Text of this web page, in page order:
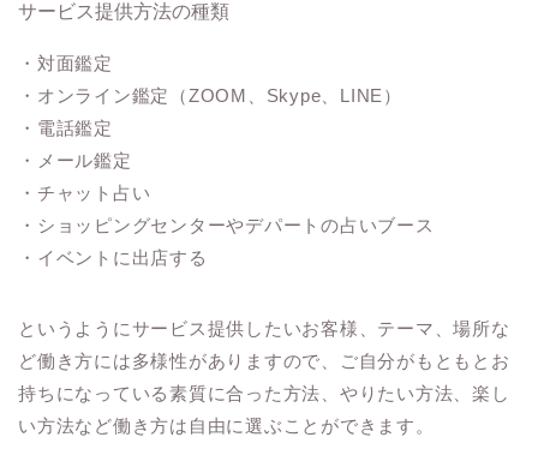
サービス提供方法の種類
・対面鑑定
・オンライン鑑定（ZOOM、Skype、LINE）
・電話鑑定
・メール鑑定
・チャット占い
・ショッピングセンターやデパートの占いブース
・イベントに出店する
というようにサービス提供したいお客様、テーマ、場所な
ど働き方には多様性がありますので、ご自分がもともとお
持ちになっている素質に合った方法、やりたい方法、楽し
い方法など働き方は自由に選ぶことができます。